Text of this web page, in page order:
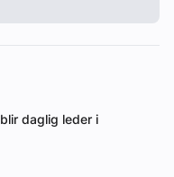
daglig leder i